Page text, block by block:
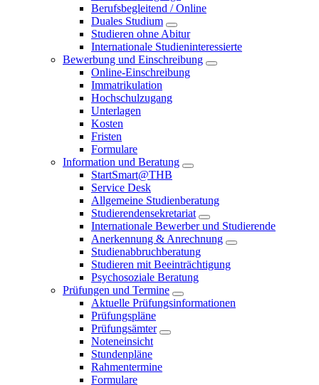
Berufsbegleitend / Online
Duales Studium
Studieren ohne Abitur
Internationale Studieninteressierte
Bewerbung und Einschreibung
Online-Einschreibung
Immatrikulation
Hochschulzugang
Unterlagen
Kosten
Fristen
Formulare
Information und Beratung
StartSmart@THB
Service Desk
Allgemeine Studienberatung
Studierendensekretariat
Internationale Bewerber und Studierende
Anerkennung & Anrechnung
Studienabbruchberatung
Studieren mit Beeinträchtigung
Psychosoziale Beratung
Prüfungen und Termine
Aktuelle Prüfungsinformationen
Prüfungspläne
Prüfungsämter
Noteneinsicht
Stundenpläne
Rahmentermine
Formulare